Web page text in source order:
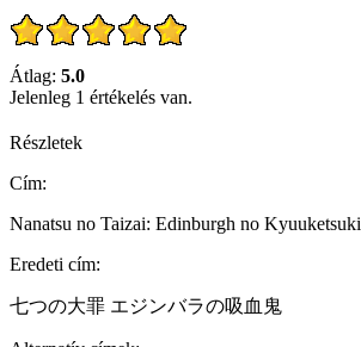
Átlag: 5.0
Jelenleg 1 értékelés van.
Részletek
Cím:
Nanatsu no Taizai: Edinburgh no Kyuuketsuki
Eredeti cím:
七つの大罪 エジンバラの吸血鬼